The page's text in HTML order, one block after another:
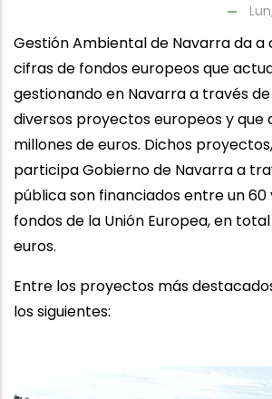
Gestión Ambiental de Navarra da a
cifras de fondos europeos que
gestionando en Navarra a través
diversos proyectos europeos y que
millones de euros. Dichos
participa Gobierno de Navarra a
pública son financiados entre un 60
fondos de la Unión Europea, en
euros.
Entre los proyectos más
los siguientes: